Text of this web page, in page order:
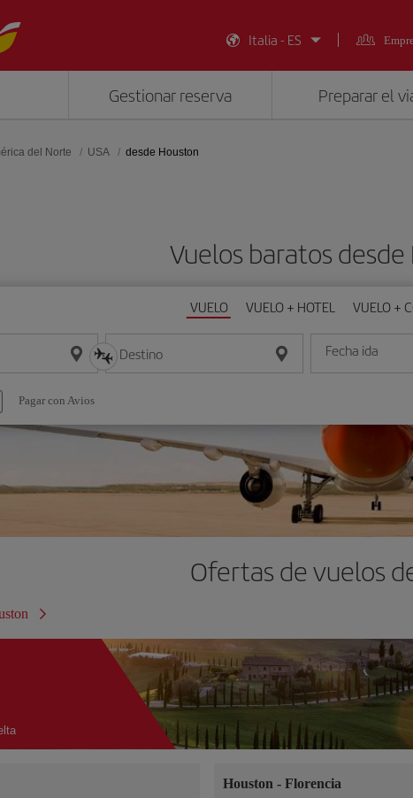
Italia - ES
Gestionar reserva Preparar el
del Norte USA desde Houston
Vuelos baratos
VUELO VUELO + HOTEL VUELO +
Destino Fecha ida
Introduce la fecha
Pagar con Avios
Ofertas de vuelos
Houston - Florencia